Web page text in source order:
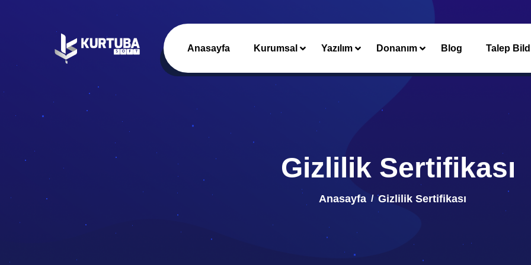
Anasayfa Kurumsal Yazılım Donanım Blog Talep
Gizlilik Sertifikası
Anasayfa Gizlilik Sertifikası